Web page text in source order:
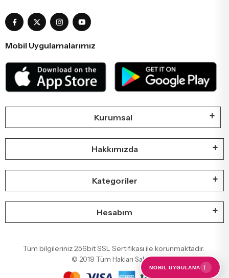
Mobil Uygulamalarımız
Kurumsal
Hakkımızda
Kategoriler
Hesabım
Tüm bilgileriniz 256bit SSL Sertifikası ile korunmaktadır.
© 2019 Tüm Hakları Saklıdır
MOBIL UYGULAMA ←